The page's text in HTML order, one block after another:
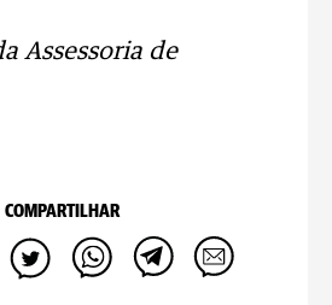
Assessoria de
COMPARTILHAR